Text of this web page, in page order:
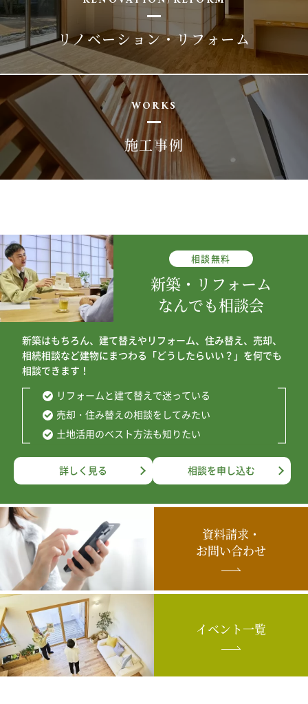
リノベーション・リフォーム
WORKS
施工事例
相談無料
新築・リフォーム
なんでも相談会
新築はもちろん、建て替えやリフォーム、住み替え、売却、
相続相談など建物にまつわる「どうしたらいい？」を何でも
相談できます！
リフォームと建て替えで迷っている
売却・住み替えの相談をしてみたい
土地活用のベスト方法も知りたい
詳しく見る 相談を申し込む
資料請求・
お問い合わせ
イベント一覧